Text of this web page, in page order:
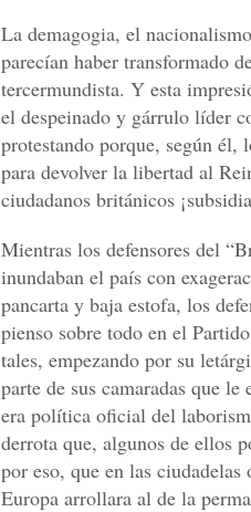
La demagogia, el
parecían haber transformado
tercermundista. Y esta
el despeinado y gárrulo líder
protestando porque, según él,
para devolver la libertad al
ciudadanos británicos
Mientras los defensores del
inundaban el país con
pancarta y baja estofa, los
pienso sobre todo en el
tales, empezando por su
parte de sus camaradas que
era política oficial del
derrota que, algunos de ellos
por eso, que en las
Europa arrollara al de la